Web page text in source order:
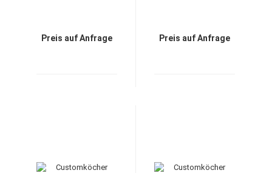
Preis auf Anfrage Preis auf Anfrage